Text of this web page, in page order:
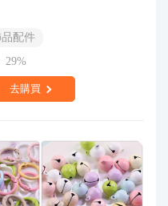
配件
29%
去購買